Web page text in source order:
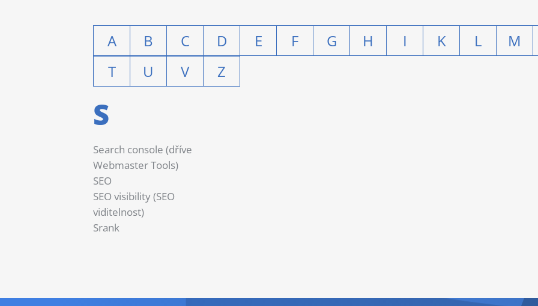
A B C D E F G H I K L M
T
U V Z
S
Search console (dříve
Webmaster Tools)
SEO
SEO visibility (SEO
viditelnost)
Srank